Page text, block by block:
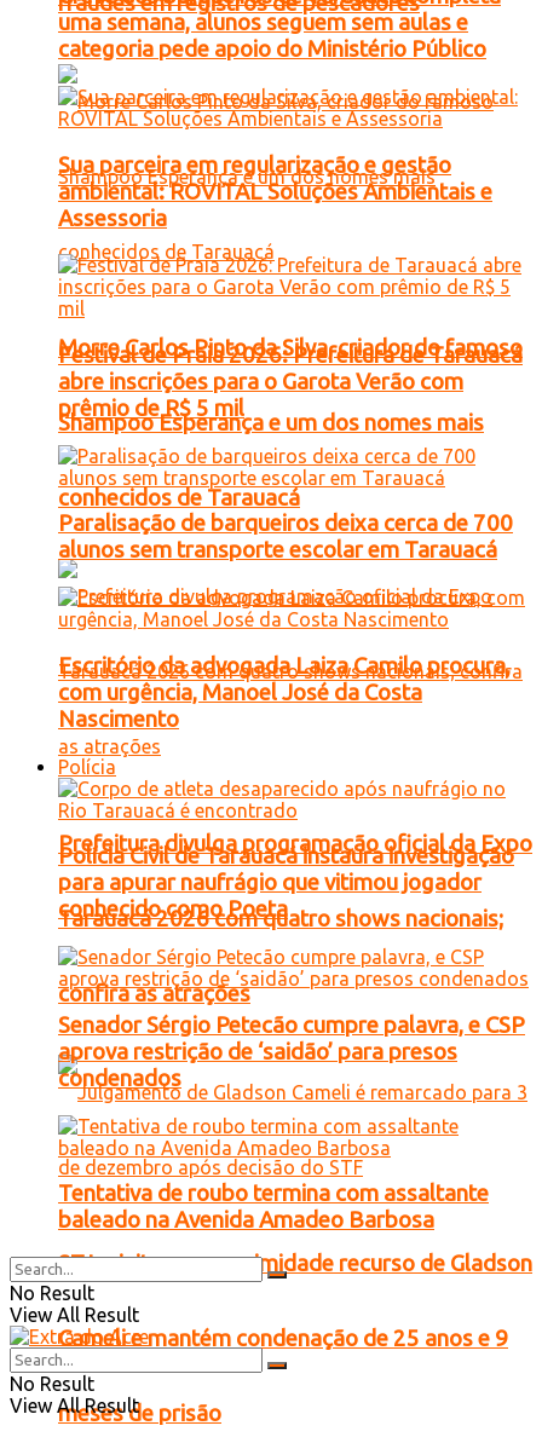
Morre Carlos Pinto da Silva, criador do famoso
Shampoo Esperança e um dos nomes mais
conhecidos de Tarauacá
Prefeitura divulga programação oficial da Expo
Tarauacá 2026 com quatro shows nacionais;
confira as atrações
STJ rejeita por unanimidade recurso de Gladson
Cameli e mantém condenação de 25 anos e 9
meses de prisão
uma semana, alunos seguem sem aulas e
categoria pede apoio do Ministério Público
Sua parceira em regularização e gestão
ambiental: ROVITAL Soluções Ambientais e
Assessoria
Festival de Praia 2026: Prefeitura de Tarauacá
abre inscrições para o Garota Verão com
prêmio de R$ 5 mil
Paralisação de barqueiros deixa cerca de 700
alunos sem transporte escolar em Tarauacá
Escritório da advogada Laiza Camilo procura,
com urgência, Manoel José da Costa
Nascimento
Polícia
Polícia Civil de Tarauacá instaura investigação
para apurar naufrágio que vitimou jogador
conhecido como Poeta
Senador Sérgio Petecão cumpre palavra, e CSP
aprova restrição de ‘saidão’ para presos
condenados
Tentativa de roubo termina com assaltante
baleado na Avenida Amadeo Barbosa
No Result
View All Result
No Result
View All Result